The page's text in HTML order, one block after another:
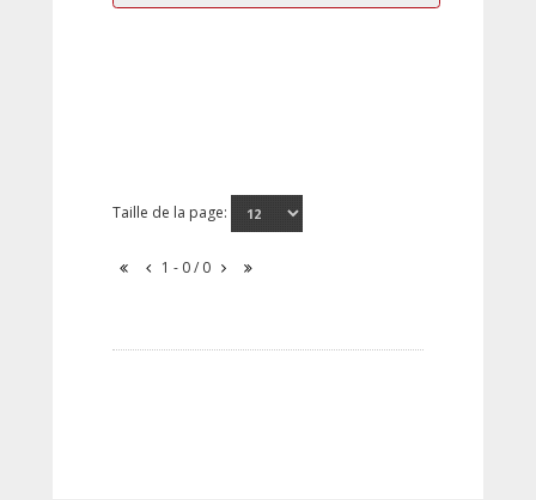
Taille de la page:
1 - 0 / 0